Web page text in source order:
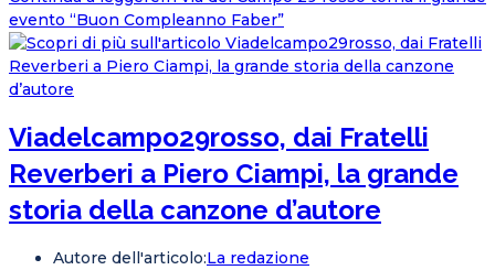
evento “Buon Compleanno Faber”
Viadelcampo29rosso, dai Fratelli
Reverberi a Piero Ciampi, la grande
storia della canzone d’autore
Autore dell'articolo:La redazione